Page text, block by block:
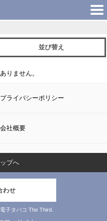
並び替え
りません。
プライバシーポリシー
会社概要
プへ
わせ
子タバコ The Third.